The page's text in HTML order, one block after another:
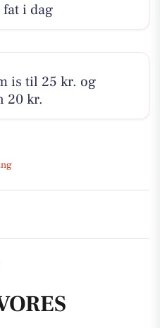
i dag
is til 25 kr. og
20 kr.